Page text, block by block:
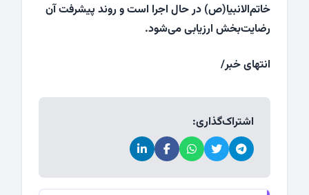
خاتم‌الانبیا(ص) در حال اجرا است و روند پیشرفت آن
رضایت‌بخش ارزیابی می‌شود.
انتهای خبر/
اشتراک‌گذاری: